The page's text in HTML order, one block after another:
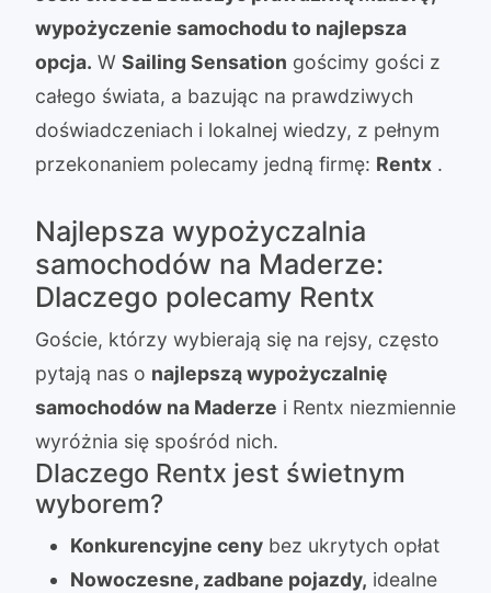
wypożyczenie samochodu to najlepsza
opcja. W Sailing Sensation gościmy gości z
całego świata, a bazując na prawdziwych
doświadczeniach i lokalnej wiedzy, z pełnym
przekonaniem polecamy jedną firmę: Rentx .
Najlepsza wypożyczalnia
samochodów na Maderze:
Dlaczego polecamy Rentx
Goście, którzy wybierają się na rejsy, często
pytają nas o najlepszą wypożyczalnię
samochodów na Maderze i Rentx niezmiennie
wyróżnia się spośród nich.
Dlaczego Rentx jest świetnym
wyborem?
Konkurencyjne ceny bez ukrytych opłat
Nowoczesne, zadbane pojazdy, idealne